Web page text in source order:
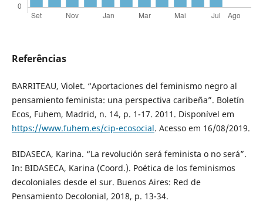
Referências
BARRITEAU, Violet. “Aportaciones del feminismo negro al
pensamiento feminista: una perspectiva caribeña”. Boletín
Ecos, Fuhem, Madrid, n. 14, p. 1-17. 2011. Disponível em
https://www.fuhem.es/cip-ecosocial. Acesso em 16/08/2019.
BIDASECA, Karina. “La revolución será feminista o no será”.
In: BIDASECA, Karina (Coord.). Poética de los feminismos
decoloniales desde el sur. Buenos Aires: Red de
Pensamiento Decolonial, 2018, p. 13-34.